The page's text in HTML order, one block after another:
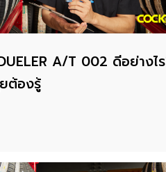
A/T 002 ดีอย่างไ
ต้องรู้